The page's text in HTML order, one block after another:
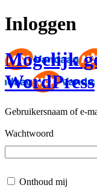
Inloggen
Mogelijk
WordPress
Gebruikersnaam of e-
Wachtwoord
Onthoud mij